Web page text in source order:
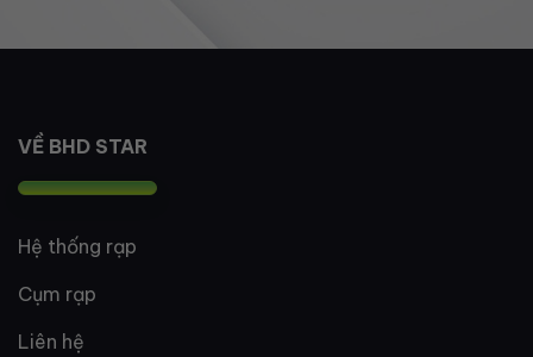
VỀ BHD STAR
Hệ thống rạp
Cụm rạp
Liên hệ